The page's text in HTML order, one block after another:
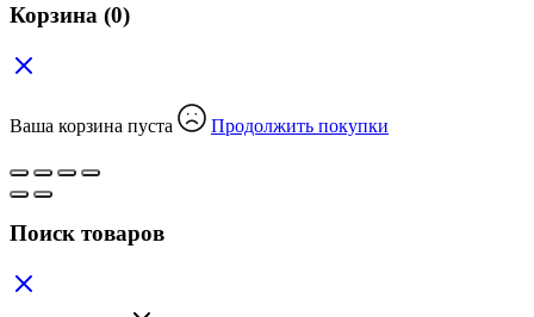
Корзина (0)
Ваша корзина пуста Продолжить покупки
Поиск товаров